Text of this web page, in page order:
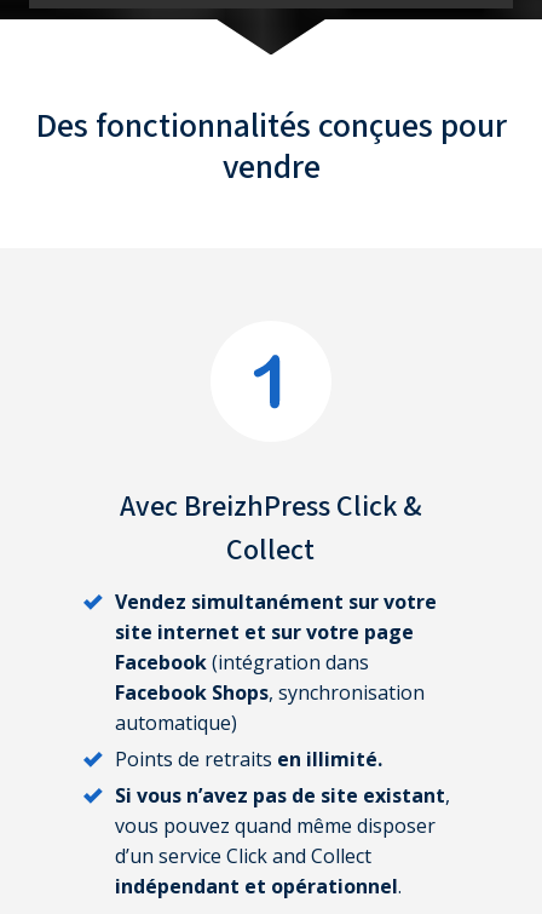
Des fonctionnalités conçues pour
vendre
Avec BreizhPressClick &
Collect
Vendez simultanément sur votre
site internet et sur votre page
Facebook(intégration dans
Facebook Shops, synchronisation
automatique)
Points de retraits en illimité.
Si vous n’avez pas de site existant,
vous pouvez quand même disposer
d’un service Click and Collect
indépendant et opérationnel.